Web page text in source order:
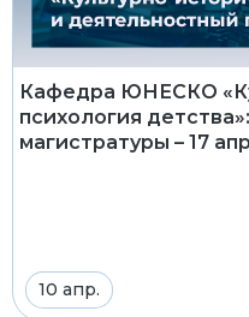
Кафедра ЮНЕСКО
психология
магистратуры – 17
10 апр.